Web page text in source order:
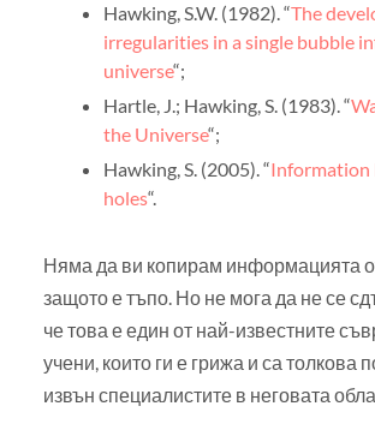
Hawking, S.W. (1982). “The
irregularities in a single bubble
universe“;
Hartle, J.; Hawking, S. (1983). “
the Universe“;
Hawking, S. (2005). “Information
holes“.
Няма да ви копирам информацията
защото е тъпо. Но не мога да не се
че това е един от най-известните
учени, които ги е грижа и са толкова
извън специалистите в неговата